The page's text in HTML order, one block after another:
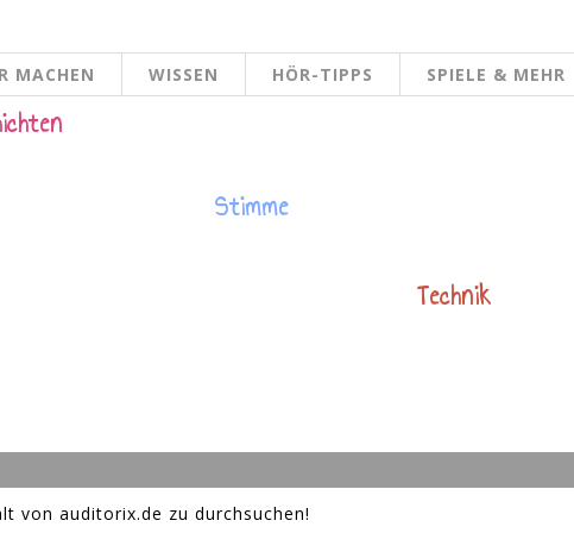
MACHEN WISSEN HÖR-TIPPS SPIELE & MEHR
Stimme
Technik
von auditorix.de zu durchsuchen!